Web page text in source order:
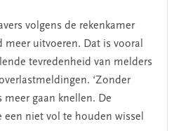
volgens de rekenkamer
uitvoeren. Dat is vooral
tevredenheid van melders
‘Zonder
meer gaan knellen. De
niet vol te houden wissel